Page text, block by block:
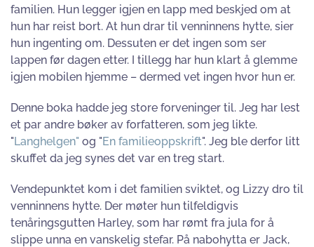
familien. Hun legger igjen en lapp med beskjed om at
hun har reist bort. At hun drar til venninnens hytte, sier
hun ingenting om. Dessuten er det ingen som ser
lappen før dagen etter. I tillegg har hun klart å glemme
igjen mobilen hjemme – dermed vet ingen hvor hun er.
Denne boka hadde jeg store forveninger til. Jeg har lest
et par andre bøker av forfatteren, som jeg likte.
"Langhelgen" og "En familieoppskrift". Jeg ble derfor litt
skuffet da jeg synes det var en treg start.
Vendepunktet kom i det familien sviktet, og Lizzy dro til
venninnens hytte. Der møter hun tilfeldigvis
tenåringsgutten Harley, som har rømt fra jula for å
slippe unna en vanskelig stefar. På nabohytta er Jack,